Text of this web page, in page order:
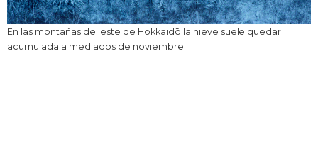
En las montañas del este de Hokkaidō la nieve suele quedar
acumulada a mediados de noviembre.